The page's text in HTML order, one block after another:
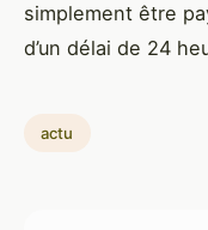
simplement être
d’un délai de 24
actu